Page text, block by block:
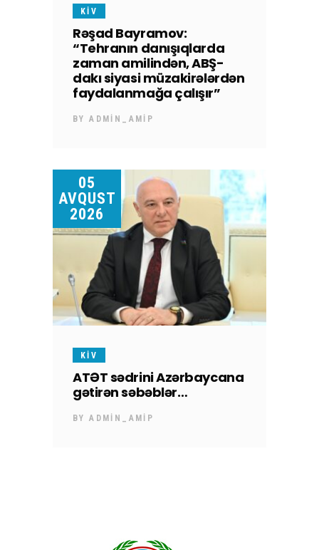
KİV
Rəşad Bayramov:
“Tehranın danışıqlarda
zaman amilindən, ABŞ-
dakı siyasi müzakirələrdən
faydalanmağa çalışır”
BYADMIN_AMIP
05
AVQUST
2026
KİV
ATƏT sədrini Azərbaycana
gətirən səbəblər…
BYADMIN_AMIP